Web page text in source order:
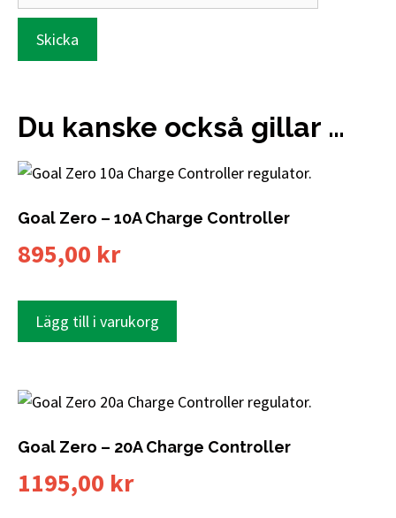
Du kanske också gillar …
Goal Zero – 10A Charge Controller
895,00 kr
Lägg till i varukorg
Goal Zero – 20A Charge Controller
1195,00 kr